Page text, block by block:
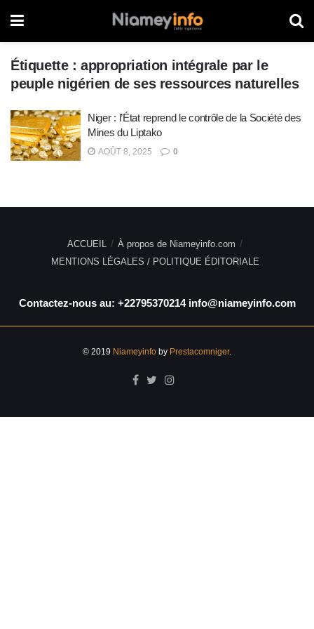
Étiquette :appropriation intégrale par le
peuple nigérien de ses ressources naturelles
Niger : l’État reprend le contrôle de la Société des
Mines du Liptako
AOÛT 8, 2025 0
ACCUEIL
À propos de Niameyinfo.com
MENTIONS LÉGALES / POLITIQUE ÉDITORIALE
Contactez-nous au: +22795370214 info@niameyinfo.com
© 2019 Niameyinfo by Prestacomniger.